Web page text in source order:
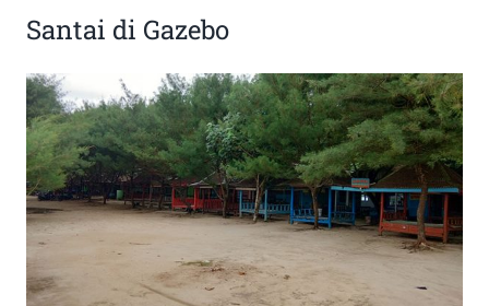
Santai di Gazebo